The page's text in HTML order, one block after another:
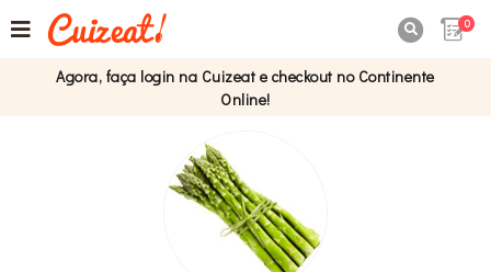
0
Agora, faça login na Cuizeat e checkout no Continente
Online!